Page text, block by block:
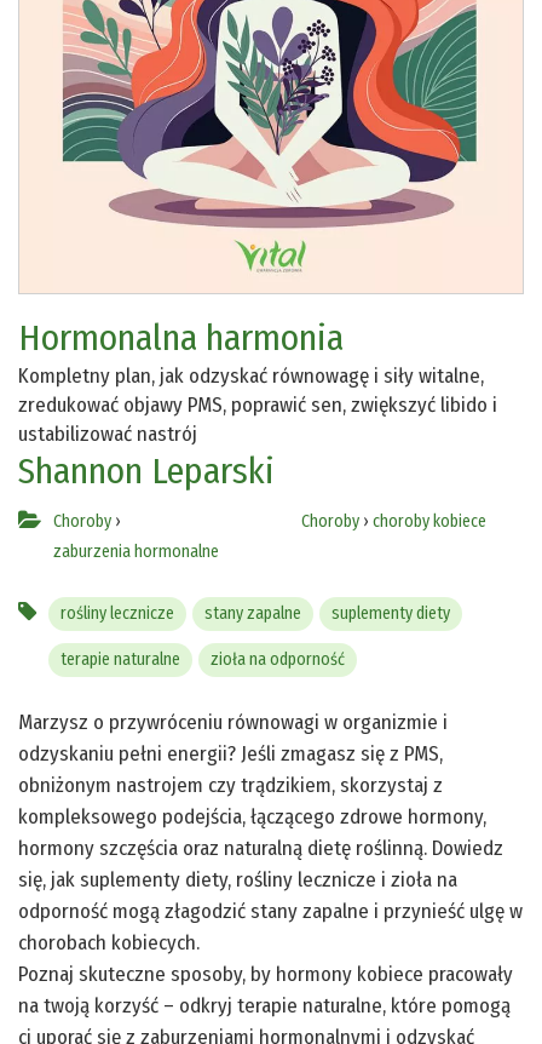
Hormonalna harmonia
Kompletny plan, jak odzyskać równowagę i siły witalne,
zredukować objawy PMS, poprawić sen, zwiększyć libido i
ustabilizować nastrój
Shannon Leparski
Choroby ›
zaburzenia hormonalne
Choroby› choroby kobiece
rośliny lecznicze stany zapalne suplementy diety
terapie naturalne zioła na odporność
Marzysz o przywróceniu równowagi w organizmie i
odzyskaniu pełni energii? Jeśli zmagasz się z PMS,
obniżonym nastrojem czy trądzikiem, skorzystaj z
kompleksowego podejścia, łączącego zdrowe hormony,
hormony szczęścia oraz naturalną dietę roślinną. Dowiedz
się, jak suplementy diety, rośliny lecznicze i zioła na
odporność mogą złagodzić stany zapalne i przynieść ulgę w
chorobach kobiecych.
Poznaj skuteczne sposoby, by hormony kobiece pracowały
na twoją korzyść – odkryj terapie naturalne, które pomogą
ci uporać się z zaburzeniami hormonalnymi i odzyskać